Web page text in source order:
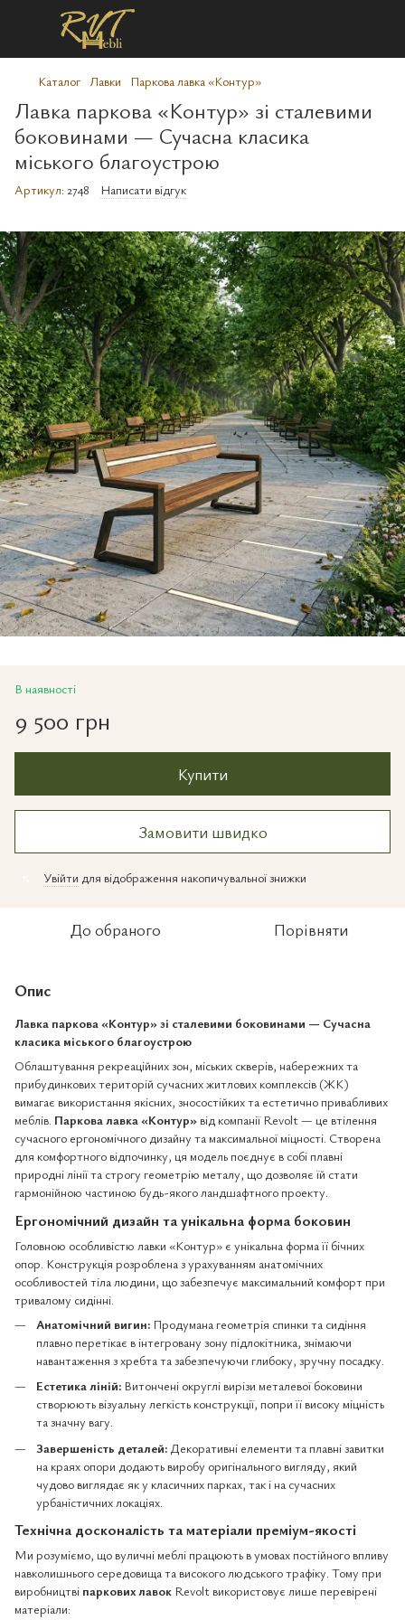
Каталог Лавки Паркова лавка «Контур»‎
Лавка паркова «Контур» зі сталевими
боковинами — Сучасна класика
міського благоустрою
Артикул: 2748 Написати відгук
В наявності
9 500 грн
Купити
Замовити швидко
Увійти для відображення накопичувальної знижки
До обраного Порівняти
Опис
Лавка паркова «Контур» зі сталевими боковинами — Сучасна
класика міського благоустрою
Облаштування рекреаційних зон, міських скверів, набережних та
прибудинкових територій сучасних житлових комплексів (ЖК)
вимагає використання якісних, зносостійких та естетично привабливих
меблів. Паркова лавка «Контур» від компанії Revolt — це втілення
сучасного ергономічного дизайну та максимальної міцності. Створена
для комфортного відпочинку, ця модель поєднує в собі плавні
природні лінії та строгу геометрію металу, що дозволяє їй стати
гармонійною частиною будь-якого ландшафтного проекту.
Ергономічний дизайн та унікальна форма боковин
Головною особливістю лавки «Контур» є унікальна форма її бічних
опор. Конструкція розроблена з урахуванням анатомічних
особливостей тіла людини, що забезпечує максимальний комфорт при
тривалому сидінні.
Анатомічний вигин: Продумана геометрія спинки та сидіння
плавно перетікає в інтегровану зону підлокітника, знімаючи
навантаження з хребта та забезпечуючи глибоку, зручну посадку.
Естетика ліній: Витончені округлі вирізи металевої боковини
створюють візуальну легкість конструкції, попри її високу міцність
та значну вагу.
Завершеність деталей: Декоративні елементи та плавні завитки
на краях опори додають виробу оригінального вигляду, який
чудово виглядає як у класичних парках, так і на сучасних
урбаністичних локаціях.
Технічна досконалість та матеріали преміум-якості
Ми розуміємо, що вуличні меблі працюють в умовах постійного впливу
навколишнього середовища та високого людського трафіку. Тому при
виробництві паркових лавок Revolt використовує лише перевірені
матеріали: